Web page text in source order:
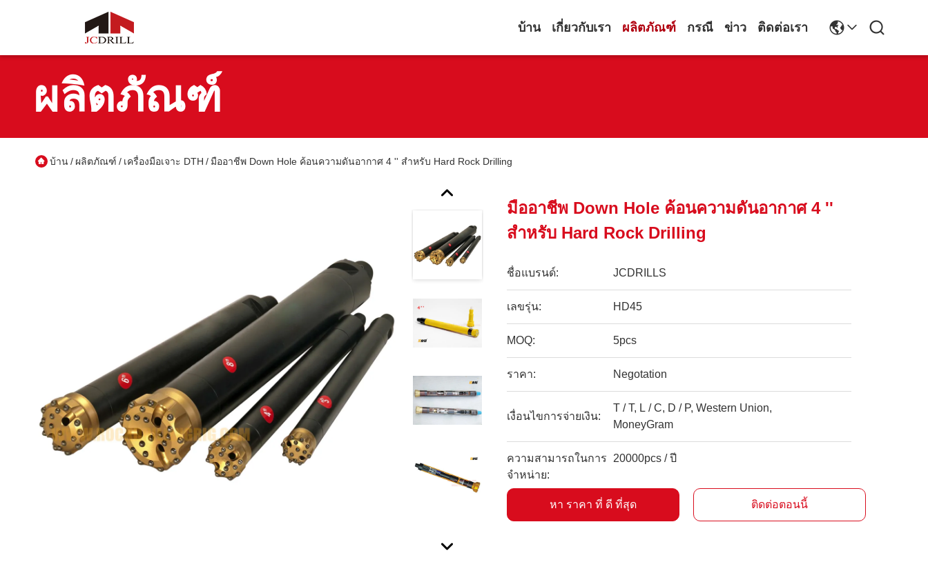
บ้าน เกี่ยวกับเรา ผลิตภัณฑ์ กรณี ข่าว ติดต่อเรา
ผลิตภัณฑ์
บ้าน/ ผลิตภัณฑ์ / เครื่องมือเจาะ DTH / มืออาชีพ Down Hole ค้อนความดันอากาศ 4 '' สำหรับ Hard Rock Drilling
มืออาชีพ Down Hole ค้อนความดันอากาศ 4 ''
สำหรับ Hard Rock Drilling
ชื่อแบรนด์: JCDRILLS
เลขรุ่น: HD45
MOQ: 5pcs
ราคา: Negotation
เงื่อนไขการจ่ายเงิน:
T / T, L / C, D / P, Western Union,
MoneyGram
ความสามารถในการ
จําหน่าย:
20000pcs / ปี
หา ราคา ที่ ดี ที่สุด ติดต่อตอนนี้